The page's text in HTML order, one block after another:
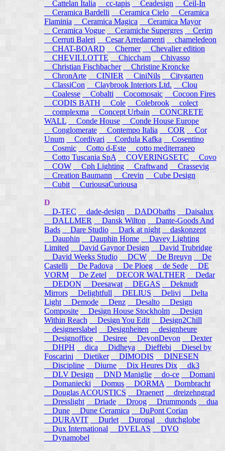
Cattelan Italia
cc-tapis Ceadesign
Ceil-In
Ceramica Bardelli
Ceramica Cielo
Ceramica
Flaminia
Ceramica Magica
Ceramica Mayor
Ceramica Vogue
Ceramiche Supergres Cerim
Cerruti Baleri
Cesar Arredamenti
chameledeon
CHAT-BOARD
Cherner
Chevalier edition
CHEVILLOTTE
Chiccham
Chivasso
Christian Fischbacher
Christine Kroncke
ChronArte
CINIER CiniNils
Citygarten
ClassiCon
Claybrook Interiors Ltd.
Clou
Coalesse
Cobalti Cocomosaic
Cocoon Fires
CODIS BATH
Cole Colebrook
colect
complexma
Concept Urbain
CONCRETE
WALL
Conde House
Conde House Europe
Conglomerate
Contempo Italia COR
Cor
Unum
Cordivari Cordula Kafka
Cosentino
Cosmic
Cotto d-Este
cotto mediterraneo
Cotto Tuscania SpA
COVERINGSETC
Covo
COW
Cph Lighting Craftwand
Crassevig
Creation Baumann
Crevin
Cube Design
Cubit
CuriousaCuriousa
D
D-TEC
dade-design DADObaths
Daisalux
DALLMER
Dansk Wilton
Dante-Goods And
Bads
Dare Studio Dark at night
daskonzept
Dauphin
Dauphin Home
Davey Lighting
Limited
David Gaynor Design
David Trubridge
David Weeks Studio
DCW De Breuyn
De
Castelli
De Padova De Ploeg de Sede
DE
VORM
De Zetel DECOR WALTHER
Dedar
DEDON
Deesawat DEGAS
Deknudt
Mirrors
Delightfull DELIUS Delivi
Delta
Light
Demode Denz Desalto
Design
Composite
Design House Stockholm
Design
Within Reach
Design You Edit
Design2Chill
designerslabel
Designheiten
designheure
Designoffice
Desiree DevonDevon
Dexter
DHPH
dica Didheya Dieffebi
Diesel by
Foscarini
Dietiker DIMODIS
DINESEN
Discipline
Diurne Dix Heures Dix
dk3
DLV Design
DND Maniglie do-ce
Domani
Domaniecki
Domus DORMA
Dornbracht
Douglas ACOUSTICS
Draenert
dreizehngrad
Dresslight Driade Droog Drummonds
dua
Dune
Dune Ceramica
DuPont Corian
DURAVIT
Durlet Duropal
dutchglobe
Dux International
DVELAS
DVO
Dynamobel